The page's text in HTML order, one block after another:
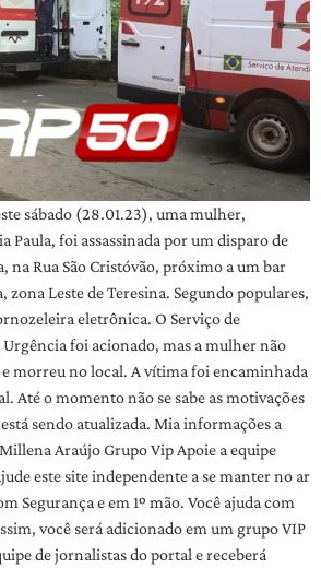
sábado (28.01.23), uma mulher,
Paula, foi assassinada por um disparo de
na Rua São Cristóvão, próximo a um bar
zona Leste de Teresina. Segundo populares,
eletrônica. O Serviço de
foi acionado, mas a mulher não
morreu no local. A vítima foi encaminhada
Até o momento não se sabe as motivações
sendo atualizada. Mia informações a
Araújo Grupo Vip Apoie a equipe
este site independente a se manter no ar
Segurança e em 1º mão. Você ajuda com
você será adicionado em um grupo VIP
de jornalistas do portal e receberá